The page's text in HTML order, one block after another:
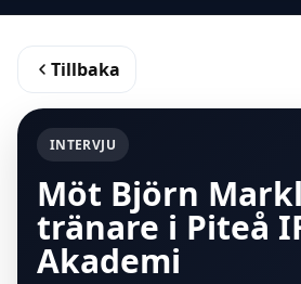
Tillbaka
INTERVJU
Möt Björn
tränare i Piteå
Akademi